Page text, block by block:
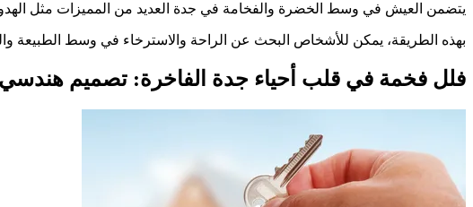
يتضمن العيش في وسط الخضرة والفخامة في جدة العديد من المميزات مثل
بهذه الطريقة، يمكن للأشخاص البحث عن الراحة والاسترخاء في وسط الطبيعة
فلل فخمة في قلب أحياء جدة الفاخرة: تصميم